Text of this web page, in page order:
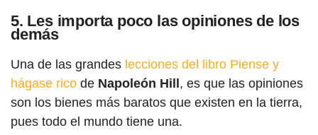
5. Les importa poco las opiniones de los
demás
Una de las grandes lecciones del libro Piense y
hágase rico de Napoleón Hill , es que las opiniones
son los bienes más baratos que existen en la tierra,
pues todo el mundo tiene una.